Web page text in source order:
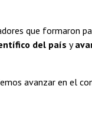
que formaron
del país y
avanzar en el